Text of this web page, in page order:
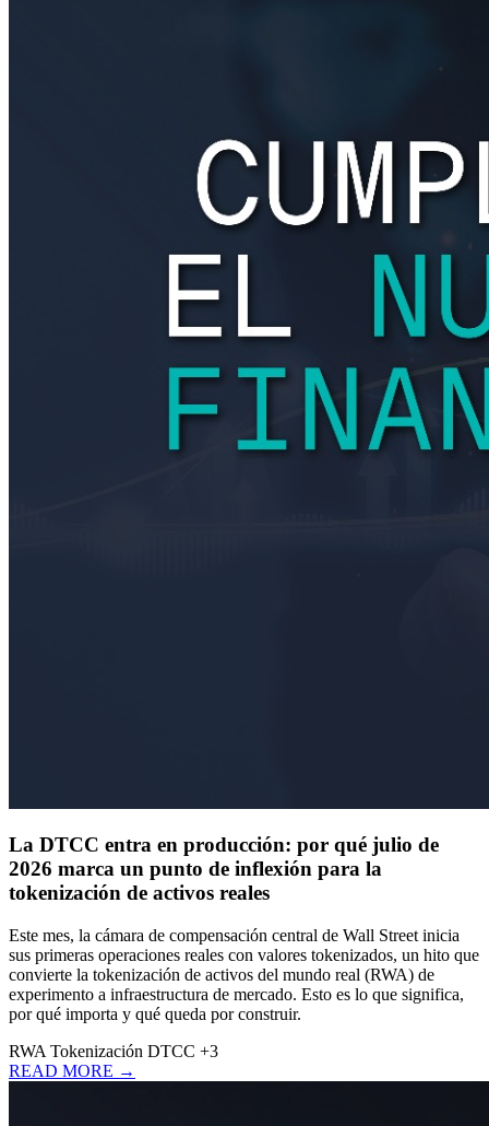
La DTCC entra en producción: por qué julio de
2026 marca un punto de inflexión para la
tokenización de activos reales
Este mes, la cámara de compensación central de Wall Street inicia
sus primeras operaciones reales con valores tokenizados, un hito que
convierte la tokenización de activos del mundo real (RWA) de
experimento a infraestructura de mercado. Esto es lo que significa,
por qué importa y qué queda por construir.
RWA Tokenización DTCC +3
READ MORE →